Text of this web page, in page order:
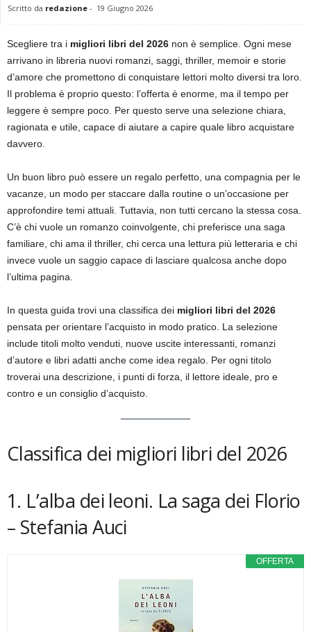
Scritto da redazione - 19 Giugno 2026
Scegliere tra i migliori libri del 2026 non è semplice. Ogni mese
arrivano in libreria nuovi romanzi, saggi, thriller, memoir e storie
d’amore che promettono di conquistare lettori molto diversi tra loro.
Il problema è proprio questo: l’offerta è enorme, ma il tempo per
leggere è sempre poco. Per questo serve una selezione chiara,
ragionata e utile, capace di aiutare a capire quale libro acquistare
davvero.
Un buon libro può essere un regalo perfetto, una compagnia per le
vacanze, un modo per staccare dalla routine o un’occasione per
approfondire temi attuali. Tuttavia, non tutti cercano la stessa cosa.
C’è chi vuole un romanzo coinvolgente, chi preferisce una saga
familiare, chi ama il thriller, chi cerca una lettura più letteraria e chi
invece vuole un saggio capace di lasciare qualcosa anche dopo
l’ultima pagina.
In questa guida trovi una classifica dei migliori libri del 2026
pensata per orientare l’acquisto in modo pratico. La selezione
include titoli molto venduti, nuove uscite interessanti, romanzi
d’autore e libri adatti anche come idea regalo. Per ogni titolo
troverai una descrizione, i punti di forza, il lettore ideale, pro e
contro e un consiglio d’acquisto.
Classifica dei migliori libri del 2026
1. L’alba dei leoni. La saga dei Florio
– Stefania Auci
OFFERTA